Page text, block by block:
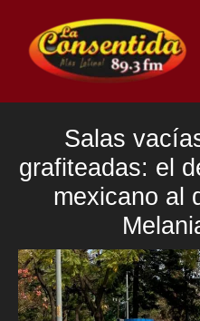
contenido
Salas
grafiteadas: el
mexicano al